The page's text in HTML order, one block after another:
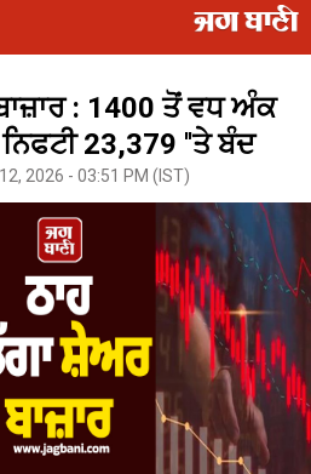
: 1400 ਤੋਂ ਵਧ ਅੰਕ
23,379 ''ਤੇ ਬੰਦ
2026 - 03:51 PM (IST)